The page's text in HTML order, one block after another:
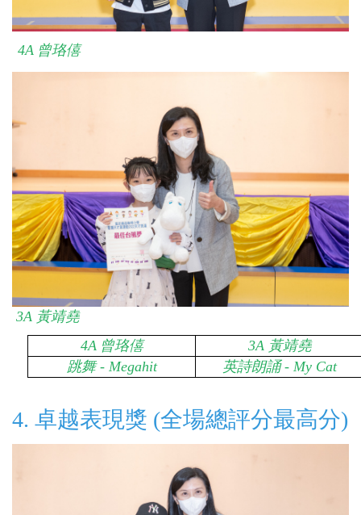
4A 曾珞僖
3A 黃靖堯
4A 曾珞僖 3A 黃靖堯
跳舞 - Megahit
英詩朗誦 - My Cat
4. 卓越表現獎 (全場總評分最高分)